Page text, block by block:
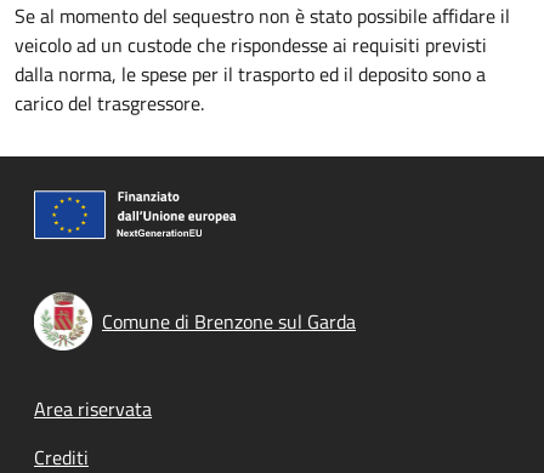
Se al momento del sequestro non è stato possibile affidare il
veicolo ad un custode che rispondesse ai requisiti previsti
dalla norma, le spese per il trasporto ed il deposito sono a
carico del trasgressore.
Comune di Brenzone sul Garda
Footer menu
Area riservata
Crediti